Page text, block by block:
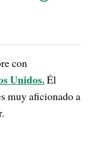
con
Unidos.Él
muy aficionado a